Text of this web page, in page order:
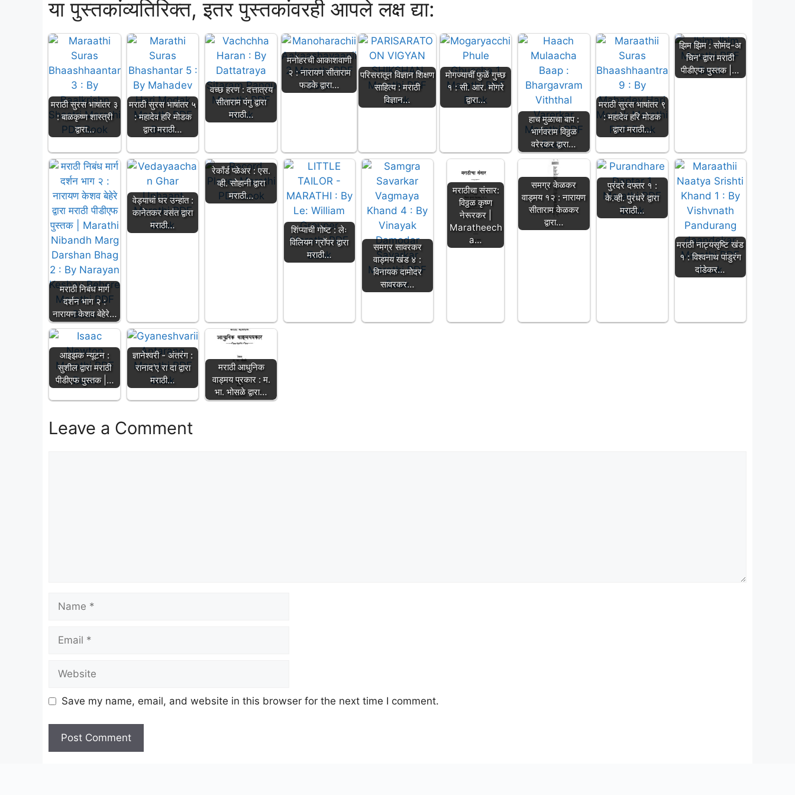
या पुस्तकांव्यतिरिक्त, इतर पुस्तकांवरही आपले लक्ष द्या:
मराठी सुरस भाषांतर ३
: बाळकृष्ण शास्त्री
द्वारा…
मराठी सुरस भाषांतर ५
: महादेव हरि मोडक
द्वारा मराठी…
वच्छ हरण : दत्तात्रय
सीताराम पंगु द्वारा
मराठी…
मनोहरची आकाशवाणी
२ : नारायण सीताराम
फडके द्वारा…
परिसरातून विज्ञान शिक्षण
साहित्य : मराठी
विज्ञान…
मोगज्याचीं फुळें गुच्छ
१ : सी. आर. मोगरे
द्वारा…
हाच मुळाचा बाप :
भार्गवराम विठ्ठळ
वरेरकर द्वारा…
मराठी सुरस भाषांतर ९
: महादेव हरि मोडक
द्वारा मराठी…
झिम झिम : सोमंद-अ
चिन' द्वारा मराठी
पीडीएफ पुस्तक |…
मराठी निबंध मार्ग
दर्शन भाग २ :
नारायण केशव बेहेरे…
वेड्याचां घर उन्हांत :
कानेतकर वसंत द्वारा
मराठी…
रेकाँर्ड प्ळेअर : एस.
व्ही. सोहानी द्वारा
मराठी…
शिंप्याची गोष्ट : लेः
विलियम ग्रॉपर द्वारा
मराठी…
समग्र सावरकर
वाड्मय खंड ४ :
विनायक दामोदर
सावरकर…
मराठीचा संसार:
विठ्ठळ कृष्ण
नेरूरकर |
Maratheech
a…
समग्र केळकर
वाड्मय १२ : नारायण
सीताराम केळकर
द्वारा…
पुरंदरे दफ्तर १ :
के.व्ही. पुरंधरे द्वारा
मराठी…
मराठी नाट्यसृष्टि खंड
१ : विश्वनाथ पांडुरंग
दांडेकर…
आइझक न्यूटन :
सुशील द्वारा मराठी
पीडीएफ पुस्तक |…
ज्ञानेश्वरी - अंतरंग :
रानाद'ए रा दा द्वारा
मराठी…
मराठी आधुनिक
वाड्मय प्रकार : म.
भा. भोसळे द्वारा…
Leave a Comment
Name
Email
Website
Save my name, email, and website in this browser for the next time I comment.